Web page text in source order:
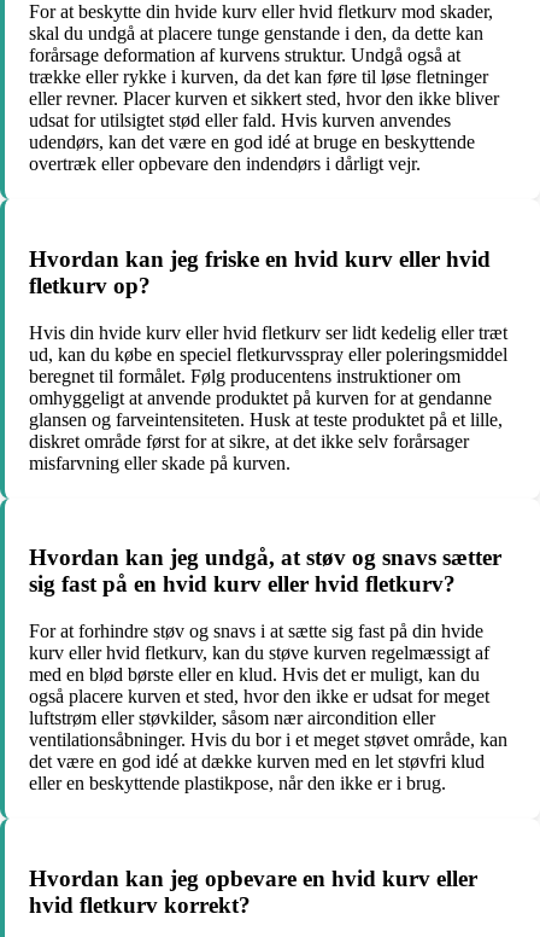
For at beskytte din hvide kurv eller hvid fletkurv mod skader,
skal du undgå at placere tunge genstande i den, da dette kan
forårsage deformation af kurvens struktur. Undgå også at
trække eller rykke i kurven, da det kan føre til løse fletninger
eller revner. Placer kurven et sikkert sted, hvor den ikke bliver
udsat for utilsigtet stød eller fald. Hvis kurven anvendes
udendørs, kan det være en god idé at bruge en beskyttende
overtræk eller opbevare den indendørs i dårligt vejr.
Hvordan kan jeg friske en hvid kurv eller hvid
fletkurv op?
Hvis din hvide kurv eller hvid fletkurv ser lidt kedelig eller træt
ud, kan du købe en speciel fletkurvsspray eller poleringsmiddel
beregnet til formålet. Følg producentens instruktioner om
omhyggeligt at anvende produktet på kurven for at gendanne
glansen og farveintensiteten. Husk at teste produktet på et lille,
diskret område først for at sikre, at det ikke selv forårsager
misfarvning eller skade på kurven.
Hvordan kan jeg undgå, at støv og snavs sætter
sig fast på en hvid kurv eller hvid fletkurv?
For at forhindre støv og snavs i at sætte sig fast på din hvide
kurv eller hvid fletkurv, kan du støve kurven regelmæssigt af
med en blød børste eller en klud. Hvis det er muligt, kan du
også placere kurven et sted, hvor den ikke er udsat for meget
luftstrøm eller støvkilder, såsom nær aircondition eller
ventilationsåbninger. Hvis du bor i et meget støvet område, kan
det være en god idé at dække kurven med en let støvfri klud
eller en beskyttende plastikpose, når den ikke er i brug.
Hvordan kan jeg opbevare en hvid kurv eller
hvid fletkurv korrekt?